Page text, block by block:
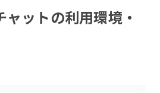
ャットの利用環境・